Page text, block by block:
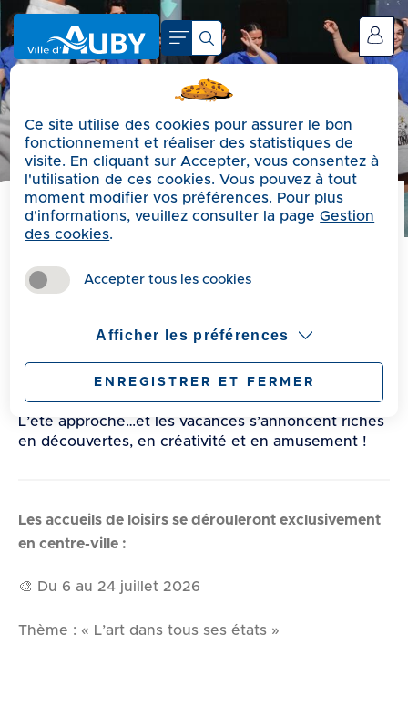
c
c
é
d
e
r
Se connecter
Précédent
Inscriptions ACM d'été
Publié le Jeudi 7 mai 2026
L’été approche…et les vacances s’annoncent riches
en découvertes, en créativité et en amusement !
Les accueils de loisirs se dérouleront exclusivement
en centre-ville :
🎨 Du 6 au 24 juillet 2026
Thème : « L’art dans tous ses états »
Ce site utilise des cookies pour assurer le bon
fonctionnement et réaliser des statistiques de
visite. En cliquant sur Accepter, vous consentez à
l'utilisation de ces cookies. Vous pouvez à tout
moment modifier vos préférences. Pour plus
d'informations, veuillez consulter la pageGestion
des cookies.
Accepter tous les cookies
Afficher les préférences
ENREGISTRER ET FERMER